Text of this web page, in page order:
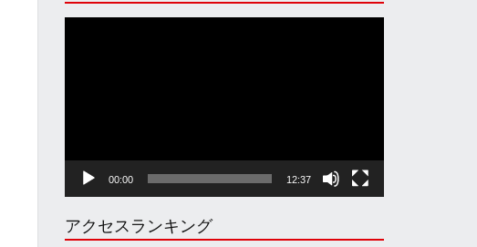
s
g
r
k
k
u
b
e
e
00:00 12:37
アクセスランキング